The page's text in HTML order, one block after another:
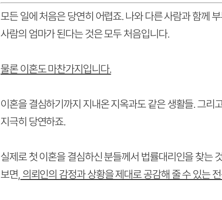
모든 일에 처음은 당연히 어렵죠. 나와 다른 사람과 함께
사람의 엄마가 된다는 것은 모두 처음입니다.
물론 이혼도 마찬가지입니다.
이혼을 결심하기까지 지내온 지옥과도 같은 생활들. 그
지극히 당연하죠.
실제로 첫 이혼을 결심하신 분들께서 법률대리인을 찾는
보면, 의뢰인의 감정과 상황을 제대로 공감해 줄 수 있는